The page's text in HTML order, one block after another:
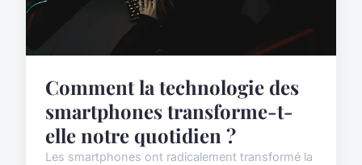
Comment la technologie des
smartphones transforme-t-
elle notre quotidien ?
Les smartphones ont radicalement transformé la